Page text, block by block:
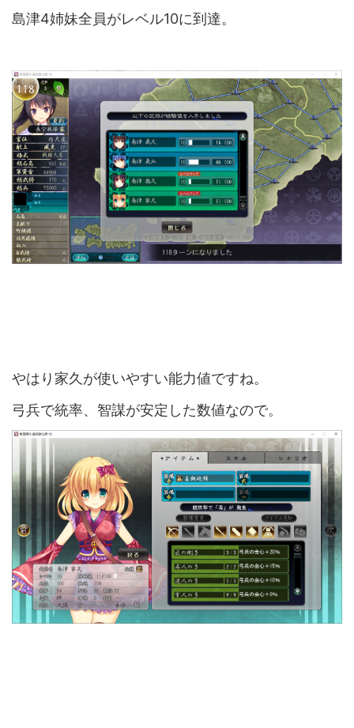
島津4姉妹全員がレベル10に到達。
やはり家久が使いやすい能力値ですね。
弓兵で統率、智謀が安定した数値なので。